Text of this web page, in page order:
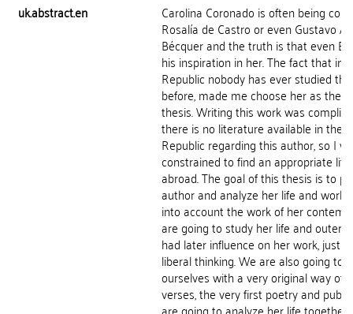
uk.abstract.en
Carolina Coronado is often being
Rosalía de Castro or even Gustavo
Bécquer and the truth is that even
his inspiration in her. The fact that in
Republic nobody has ever studied
before, made me choose her as the
thesis. Writing this work was
there is no literature available in the
Republic regarding this author, so I
constrained to find an appropriate
abroad. The goal of this thesis is to
author and analyze her life and work
into account the work of her
are going to study her life and outer
had later influence on her work, just
liberal thinking. We are also going to
ourselves with a very original way of
verses, the very first poetry and